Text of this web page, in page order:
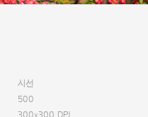
시선
500
300x300 DPI